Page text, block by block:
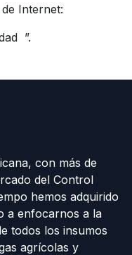
Internet:
”.
con más de
del Control
hemos adquirido
a enfocarnos a la
todos los insumos
agrícolas y